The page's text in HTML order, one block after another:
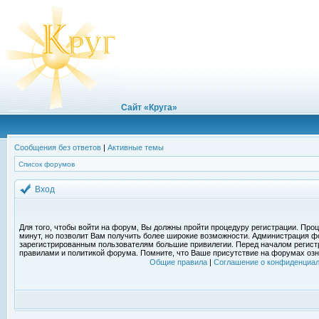
Сайт «Круга»
Сообщения без ответов | Активные темы
Список форумов
Вход
Для того, чтобы войти на форум, Вы должны пройти процедуру регистрации.
минут, но позволит Вам получить более широкие возможности. Администрация
зарегистрированным пользователям большие привилегии. Перед началом
правилами и политикой форума. Помните, что Ваше присутствие на форумах
Общие правила| Соглашение о